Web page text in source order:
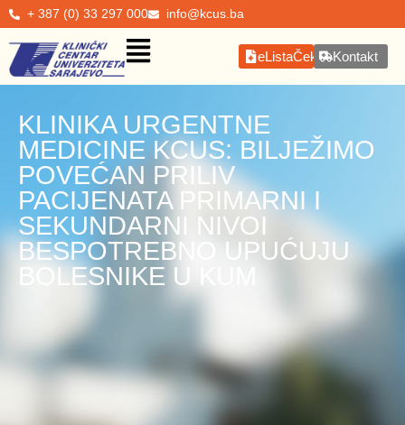
+ 387 (0) 33 297 000 info@kcus.ba
eListaČekanjaKontakt
KLINIKA URGENTNE
MEDICINE KCUS: BILJEŽIMO
POVEĆAN PRILIV
PACIJENATA PRIMARNI I
SEKUNDARNI NIVOI
BESPOTREBNO UPUĆUJU
BOLESNIKE U KUM